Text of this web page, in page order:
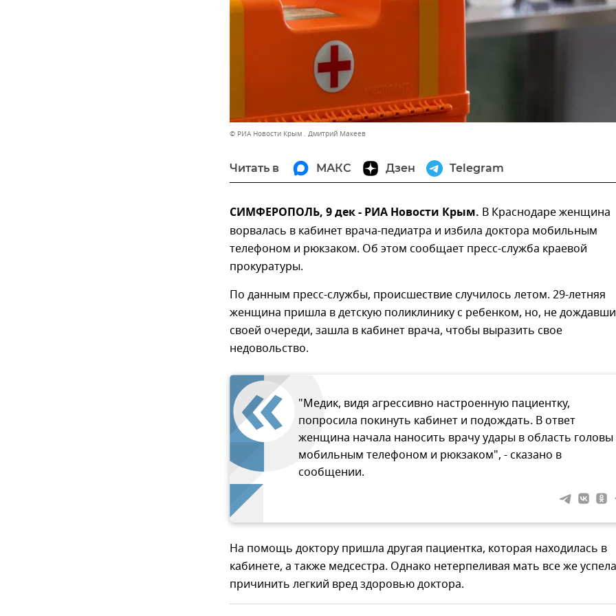
© РИА Новости Крым . Дмитрий Макеев
Читать в МАКС Дзен Telegram
СИМФЕРОПОЛЬ, 9 дек - РИА Новости Крым. В Краснодаре женщина
ворвалась в кабинет врача-педиатра и избила доктора мобильным
телефоном и рюкзаком. Об этом сообщает пресс-служба краевой
прокуратуры.
По данным пресс-службы, происшествие случилось летом. 29-летняя
женщина пришла в детскую поликлинику с ребенком, но, не
своей очереди, зашла в кабинет врача, чтобы выразить свое
недовольство.
"Медик, видя агрессивно настроенную пациентку,
попросила покинуть кабинет и подождать. В ответ
женщина начала наносить врачу удары в область головы
мобильным телефоном и рюкзаком", - сказано в
сообщении.
На помощь доктору пришла другая пациентка, которая находилась в
кабинете, а также медсестра. Однако нетерпеливая мать все же успела
причинить легкий вред здоровью доктора.